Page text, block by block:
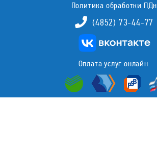
Политика обработки ПДн
(4852) 73-44-77
Оплата услуг онлайн